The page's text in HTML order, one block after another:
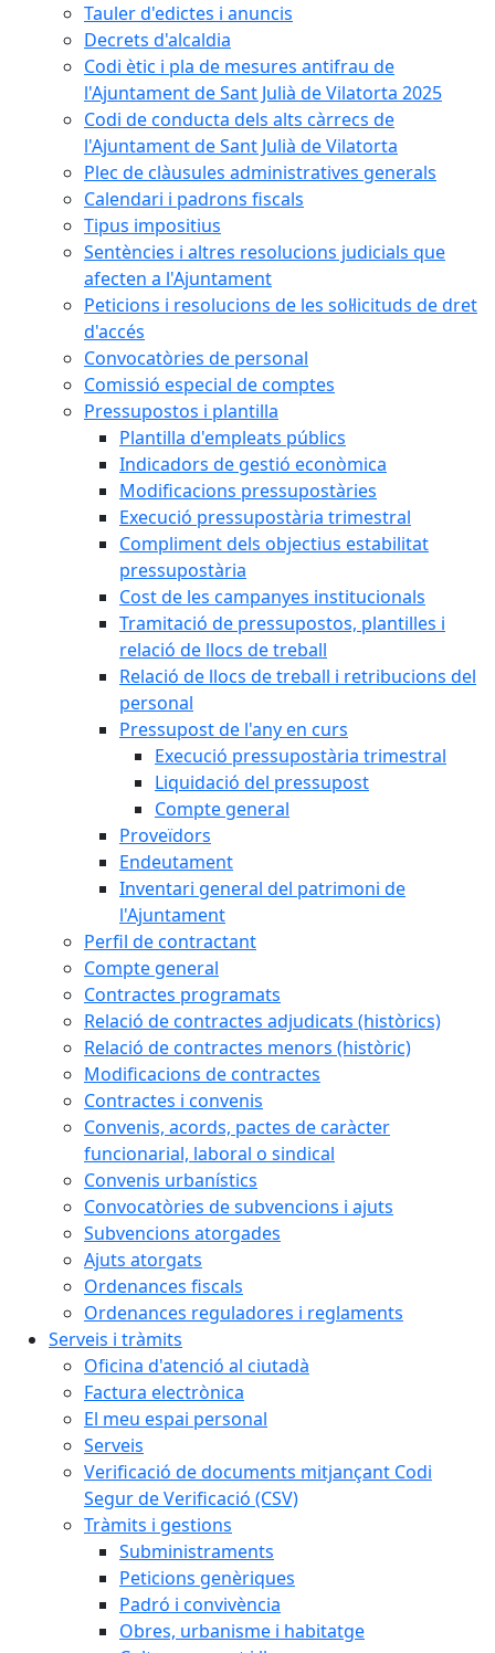
Tauler d'edictes i anuncis
Decrets d'alcaldia
Codi ètic i pla de mesures antifrau de
l'Ajuntament de Sant Julià de Vilatorta 2025
Codi de conducta dels alts càrrecs de
l'Ajuntament de Sant Julià de Vilatorta
Plec de clàusules administratives generals
Calendari i padrons fiscals
Tipus impositius
Sentències i altres resolucions judicials que
afecten a l'Ajuntament
Peticions i resolucions de les sol·licituds de dret
d'accés
Convocatòries de personal
Comissió especial de comptes
Pressupostos i plantilla
Plantilla d'empleats públics
Indicadors de gestió econòmica
Modificacions pressupostàries
Execució pressupostària trimestral
Compliment dels objectius estabilitat
pressupostària
Cost de les campanyes institucionals
Tramitació de pressupostos, plantilles i
relació de llocs de treball
Relació de llocs de treball i retribucions del
personal
Pressupost de l'any en curs
Execució pressupostària trimestral
Liquidació del pressupost
Compte general
Proveïdors
Endeutament
Inventari general del patrimoni de
l'Ajuntament
Perfil de contractant
Compte general
Contractes programats
Relació de contractes adjudicats (històrics)
Relació de contractes menors (històric)
Modificacions de contractes
Contractes i convenis
Convenis, acords, pactes de caràcter
funcionarial, laboral o sindical
Convenis urbanístics
Convocatòries de subvencions i ajuts
Subvencions atorgades
Ajuts atorgats
Ordenances fiscals
Ordenances reguladores i reglaments
Serveis i tràmits
Oficina d'atenció al ciutadà
Factura electrònica
El meu espai personal
Serveis
Verificació de documents mitjançant Codi
Segur de Verificació (CSV)
Tràmits i gestions
Subministraments
Peticions genèriques
Padró i convivència
Obres, urbanisme i habitatge